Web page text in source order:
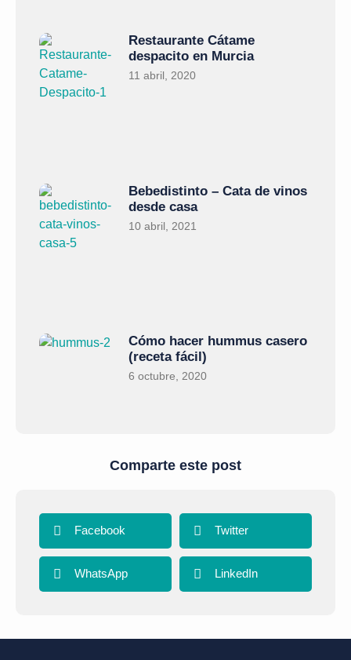
Restaurante Cátame
despacito en Murcia
11 abril, 2020
Bebedistinto – Cata de vinos
desde casa
10 abril, 2021
Cómo hacer hummus casero
(receta fácil)
6 octubre, 2020
Comparte este post
Facebook Twitter
WhatsApp LinkedIn